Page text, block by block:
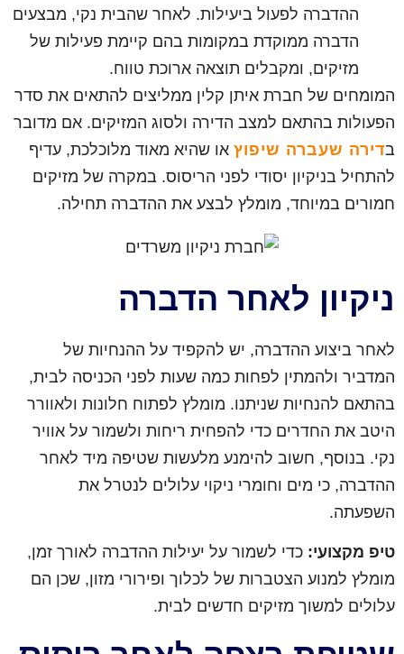
ההדברה לפעול ביעילות. לאחר שהבית נקי, מבצעים
הדברה ממוקדת במקומות בהם קיימת פעילות של
מזיקים, ומקבלים תוצאה ארוכת טווח.
המומחים של חברת איתן קלין ממליצים להתאים את סדר
הפעולות בהתאם למצב הדירה ולסוג המזיקים. אם מדובר
בדירה שעברה שיפוץ או שהיא מאוד מלוכלכת, עדיף
להתחיל בניקיון יסודי לפני הריסוס. במקרה של מזיקים
חמורים במיוחד, מומלץ לבצע את ההדברה תחילה.
ניקיון לאחר הדברה
לאחר ביצוע ההדברה, יש להקפיד על ההנחיות של
המדביר ולהמתין לפחות כמה שעות לפני הכניסה לבית,
בהתאם להנחיות שניתנו. מומלץ לפתוח חלונות ולאוורר
היטב את החדרים כדי להפחית ריחות ולשמור על אוויר
נקי. בנוסף, חשוב להימנע מלעשות שטיפה מיד לאחר
ההדברה, כי מים וחומרי ניקוי עלולים לנטרל את
השפעתה.
טיפ מקצועי: כדי לשמור על יעילות ההדברה לאורך זמן,
מומלץ למנוע הצטברות של לכלוך ופירורי מזון, שכן הם
עלולים למשוך מזיקים חדשים לבית.